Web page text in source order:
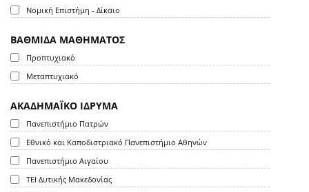
Νομική Επιστήμη - Δίκαιο
ΒΑΘΜΙΔΑ ΜΑΘΗΜΑΤΟΣ
Προπτυχιακό
Μεταπτυχιακό
ΑΚΑΔΗΜΑΪΚΟ ΙΔΡΥΜΑ
Πανεπιστήμιο Πατρών
Εθνικό και Καποδιστριακό Πανεπιστήμιο Αθηνών
Πανεπιστήμιο Αιγαίου
ΤΕΙ Δυτικής Μακεδονίας